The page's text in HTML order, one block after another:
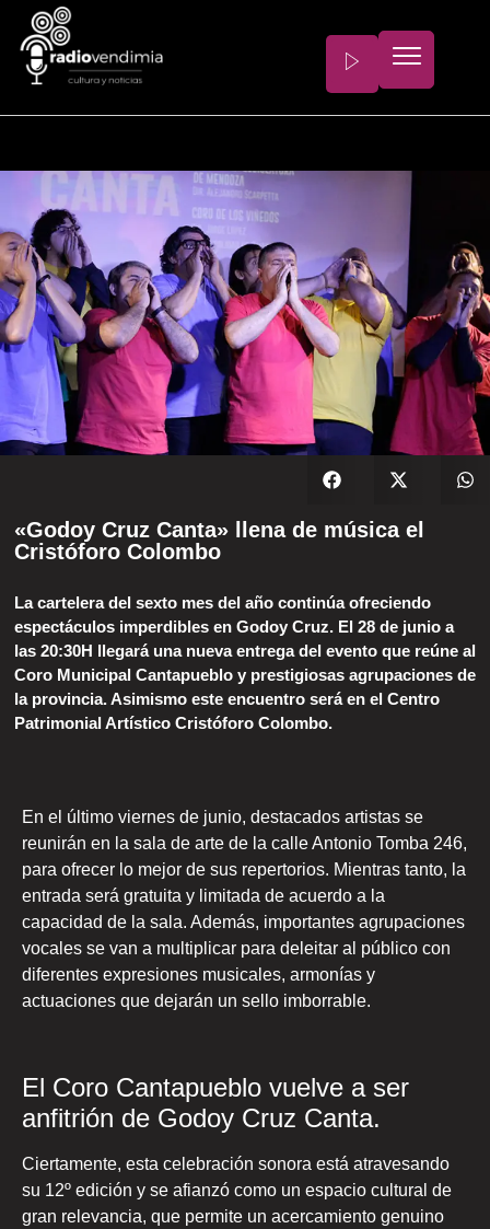
«Godoy Cruz Canta» llena de música el
Cristóforo Colombo
La cartelera del sexto mes del año continúa ofreciendo
espectáculos imperdibles en Godoy Cruz. El 28 de junio a
las 20:30H llegará una nueva entrega del evento que reúne al
Coro Municipal Cantapueblo y prestigiosas agrupaciones de
la provincia. Asimismo este encuentro será en el Centro
Patrimonial Artístico Cristóforo Colombo.
En el último viernes de junio, destacados artistas se
reunirán en la sala de arte de la calle Antonio Tomba 246,
para ofrecer lo mejor de sus repertorios. Mientras tanto, la
entrada será gratuita y limitada de acuerdo a la
capacidad de la sala. Además, importantes agrupaciones
vocales se van a multiplicar para deleitar al público con
diferentes expresiones musicales, armonías y
actuaciones que dejarán un sello imborrable.
El Coro Cantapueblo vuelve a ser
anfitrión de Godoy Cruz Canta.
Ciertamente, esta celebración sonora está atravesando
su 12º edición y se afianzó como un espacio cultural de
gran relevancia, que permite un acercamiento genuino